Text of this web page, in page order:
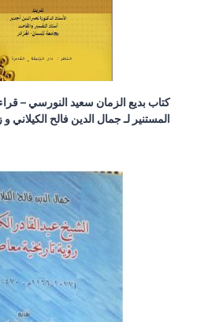
كتاب بديع الزمان سعيد النورسي –
المستنير لـ جمال الدين فالح الكيلاني